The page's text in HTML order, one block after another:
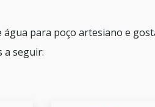
para poço artesiano e
a seguir: